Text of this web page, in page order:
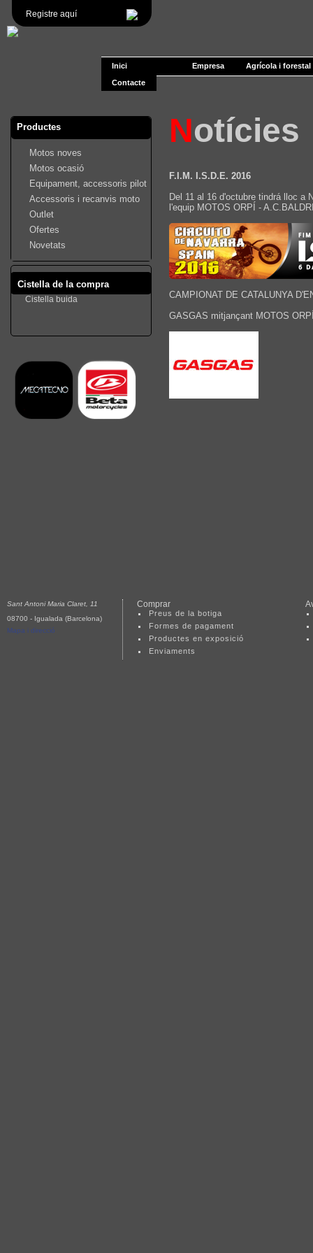
Registre aquí
Inici Empresa
Agrícola i forestal
Contacte
Productes
Motos noves
Motos ocasió
Equipament, accessoris pilot
Accessoris i recanvis moto
Outlet
Ofertes
Novetats
Cistella de la compra
Cistella buida
Notícies
F.I.M. I.S.D.E. 2016
Del 11 al 16 d'octubre tindrá lloc a
l'equip MOTOS ORPÍ -
CAMPIONAT DE CATALUNYA
GASGAS mitjançant MOTOS
Sant Antoni Maria Claret, 11
08700 - Igualada (Barcelona)
Mapa i direcció
Comprar
Preus de la botiga
Formes de pagament
Productes en exposició
Enviaments